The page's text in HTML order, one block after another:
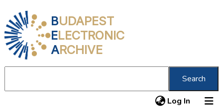
BUDAPEST
ELECTRONIC
ARCHIVE
Search
Log In (current)